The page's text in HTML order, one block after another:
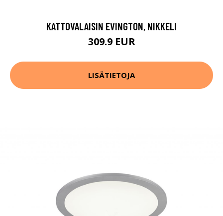
KATTOVALAISIN EVINGTON, NIKKELI
309.9 EUR
LISÄTIETOJA